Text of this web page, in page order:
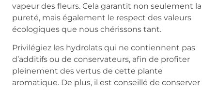
vapeur des fleurs. Cela garantit non seulement la
pureté, mais également le respect des valeurs
écologiques que nous chérissons tant.
Privilégiez les hydrolats qui ne contiennent pas
d’additifs ou de conservateurs, afin de profiter
pleinement des vertus de cette plante
aromatique. De plus, il est conseillé de conserver